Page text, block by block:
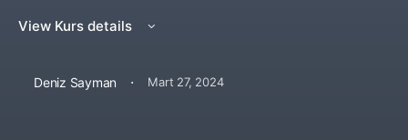
View Kurs details
Deniz Sayman · Mart 27, 2024